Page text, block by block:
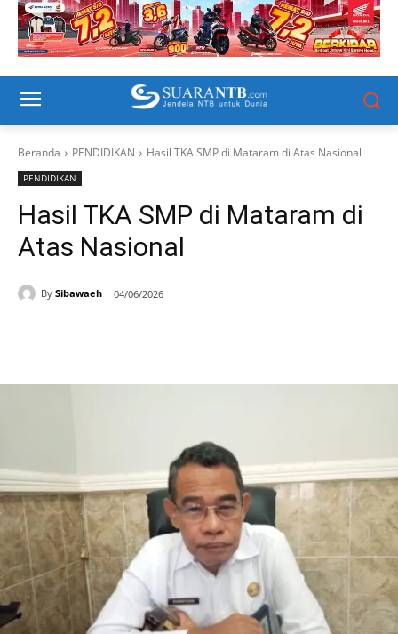
Beranda PENDIDIKAN Hasil TKA SMP di Mataram di Atas Nasional
PENDIDIKAN
Hasil TKA SMP di Mataram di
Atas Nasional
By Sibawaeh 04/06/2026